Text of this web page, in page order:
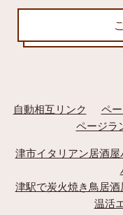
自動相互リンク ペ
ページラ
津市イタリアン居酒屋
津駅で炭火焼き鳥居
温活